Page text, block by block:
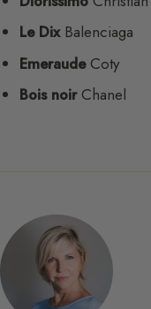
Le DixBalenciaga
EmeraudeCoty
Bois noirChanel